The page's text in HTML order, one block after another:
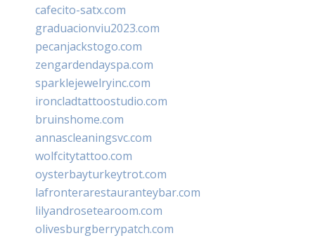
cafecito-satx.com
graduacionviu2023.com
pecanjackstogo.com
zengardendayspa.com
sparklejewelryinc.com
ironcladtattoostudio.com
bruinshome.com
annascleaningsvc.com
wolfcitytattoo.com
oysterbayturkeytrot.com
lafronterarestauranteybar.com
lilyandrosetearoom.com
olivesburgberrypatch.com